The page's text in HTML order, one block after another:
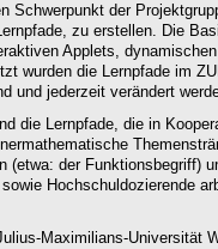
Schwerpunkt der
zu erstellen. Die
Applets,
wurden die Lernpfade im
und jederzeit verändert
die Lernpfade, die in
(etwa: der Funktionsbegriff)
Hochschuldozierende
Maximilians-Universität